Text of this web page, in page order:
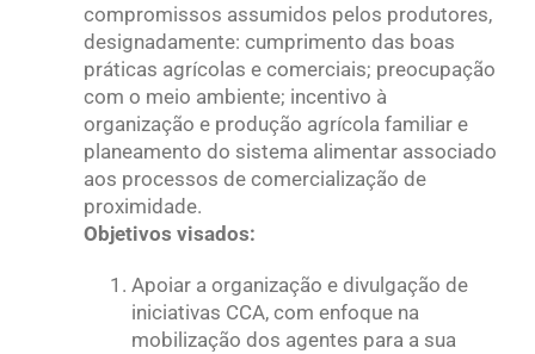
compromissos assumidos pelos produtores,
designadamente: cumprimento das boas
práticas agrícolas e comerciais; preocupação
com o meio ambiente; incentivo à
organização e produção agrícola familiar e
planeamento do sistema alimentar associado
aos processos de comercialização de
proximidade.
Objetivos visados:
Apoiar a organização e divulgação de
iniciativas CCA, com enfoque na
mobilização dos agentes para a sua